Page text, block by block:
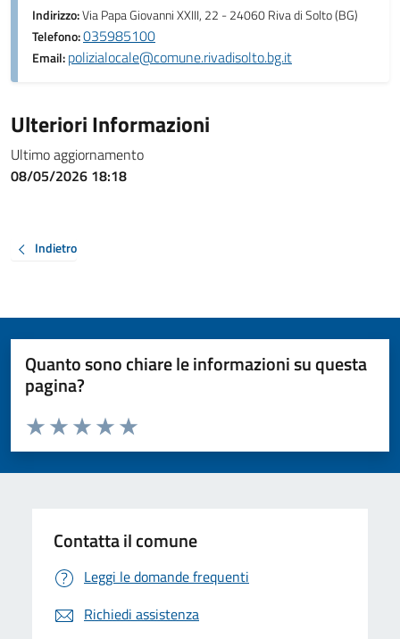
Indirizzo:Via Papa Giovanni XXIII, 22 - 24060 Riva di Solto (BG)
Telefono:035985100
Email:polizialocale@comune.rivadisolto.bg.it
Ulteriori Informazioni
Ultimo aggiornamento
08/05/2026 18:18
Indietro
Quanto sono chiare le informazioni su questa
pagina?
Valuta da 1 a 5 stelle la pagina
Valuta 5 stelle su 5
Valuta 4 stelle su 5
Valuta 3 stelle su 5
Valuta 2 stelle su 5
Valuta 1 stelle su 5
Contatta il comune
Leggi le domande frequenti
Richiedi assistenza